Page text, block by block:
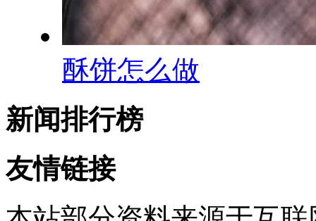
酥饼怎么做
新闻排行榜
友情链接